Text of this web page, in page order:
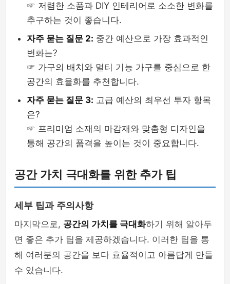
☞ 저렴한 소품과 DIY 인테리어로 소소한 변화를
추구하는 것이 좋습니다.
자주 묻는 질문 2: 중간 예산으로 가장 효과적인
변화는?
☞ 가구의 배치와 멀티 기능 가구를 중심으로 한
공간의 효율화를 추천합니다.
자주 묻는 질문 3: 고급 예산의 최우선 투자 항목
은?
☞ 프리미엄 소재의 마감재와 맞춤형 디자인을
통해 공간의 품격을 높이는 것이 중요합니다.
공간 가치 극대화를 위한 추가 팁
세부 팁과 주의사항
마지막으로, 공간의 가치를 극대화하기 위해 알아두
면 좋은 추가 팁을 제공하겠습니다. 이러한 팁을 통
해 여러분의 공간을 보다 효율적이고 아름답게 만들
수 있습니다.